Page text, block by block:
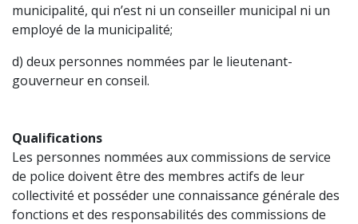
municipalité, qui n’est ni un conseiller municipal ni un
employé de la municipalité;
d) deux personnes nommées par le lieutenant-
gouverneur en conseil.
Qualifications
Les personnes nommées aux commissions de service
de police doivent être des membres actifs de leur
collectivité et posséder une connaissance générale des
fonctions et des responsabilités des commissions de